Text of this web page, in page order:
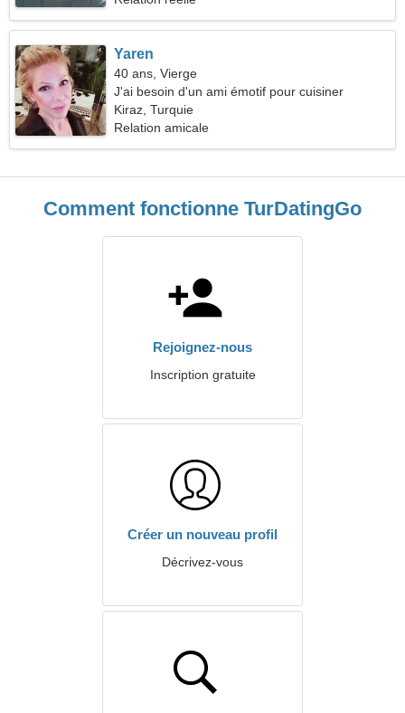
Yaren
40 ans, Vierge
J'ai besoin d'un ami émotif pour cuisiner
ensemble
Kiraz, Turquie
Relation amicale
Comment fonctionne TurDatingGo
Rejoignez-nous
Inscription gratuite
Créer un nouveau profil
Décrivez-vous